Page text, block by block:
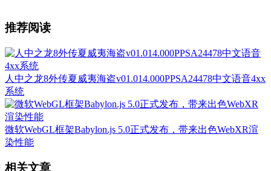
推荐阅读
人中之龙8外传夏威夷海盗v01.014.000PPSA24478中文语音4xx
系统
微软WebGL框架Babylon.js 5.0正式发布，带来出色WebXR渲
染性能
相关文章